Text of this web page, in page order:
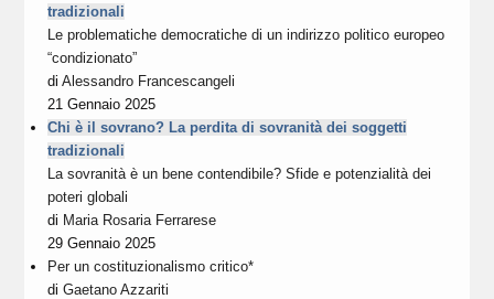
tradizionali
Le problematiche democratiche di un indirizzo politico europeo
“condizionato”
diAlessandro Francescangeli
21 Gennaio 2025
Chi è il sovrano? La perdita di sovranità dei soggetti
tradizionali
La sovranità è un bene contendibile? Sfide e potenzialità dei
poteri globali
di Maria Rosaria Ferrarese
29 Gennaio 2025
Per un costituzionalismo critico*
diGaetano Azzariti